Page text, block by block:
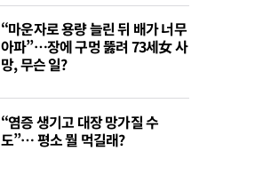
“마운자로 용량 늘린 뒤 배가 너무
아파”…장에 구멍 뚫려 73세女 사
망, 무슨 일?
“염증 생기고 대장 망가질 수
도”… 평소 뭘 먹길래?